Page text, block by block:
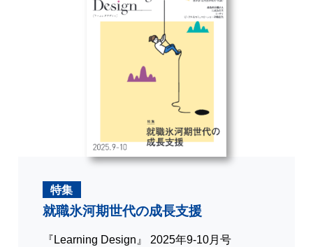
特集
就職氷河期世代の成長支援
『Learning Design』 2025年9-10月号